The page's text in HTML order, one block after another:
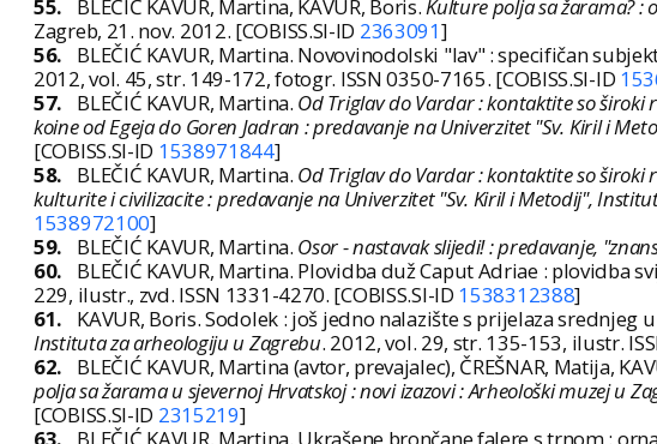
55.
BLEČIĆ KAVUR, Martina, KAVUR, Boris.Kulture polja sa žarama? :
Zagreb, 21. nov. 2012. [COBISS.SI-ID 2363091]
56.
BLEČIĆ KAVUR, Martina. Novovinodolski "lav" : specifičan
2012, vol. 45, str. 149-172, fotogr. ISSN 0350-7165. [COBISS.SI-ID
57.
BLEČIĆ KAVUR, Martina. Od Triglav do Vardar : kontaktite so
koine od Egeja do Goren Jadran : predavanje na Univerzitet "Sv. Kiril i
[COBISS.SI-ID 1538971844]
58.
BLEČIĆ KAVUR, Martina. Od Triglav do Vardar : kontaktite so
kulturite i civilizacite : predavanje na Univerzitet "Sv. Kiril i Metodij",
1538972100]
59.
BLEČIĆ KAVUR, Martina. Osor - nastavak slijedi! : predavanje,
60.
BLEČIĆ KAVUR, Martina. Plovidba duž Caput Adriae : plovidba
229, ilustr., zvd. ISSN 1331-4270. [COBISS.SI-ID 1538312388]
61.
KAVUR, Boris. Sodolek : još jedno nalazište s prijelaza
Instituta za arheologiju u Zagrebu. 2012, vol. 29, str. 135-153, ilustr.
62.
BLEČIĆ KAVUR, Martina (avtor, prevajalec), ČREŠNAR, Matija,
polja sa žarama u sjevernoj Hrvatskoj : novi izazovi : Arheološki muzej u
[COBISS.SI-ID 2315219]
63.
BLEČIĆ KAVUR, Martina. Ukrašene brončane falere s trnom :